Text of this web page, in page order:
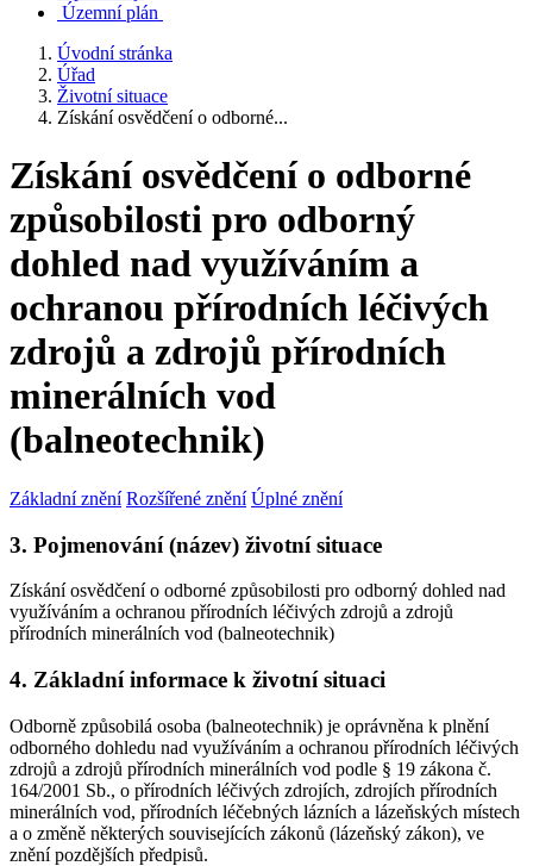
Územní plán
Úvodní stránka
Úřad
Životní situace
Získání osvědčení o odborné...
Získání osvědčení o odborné
způsobilosti pro odborný
dohled nad využíváním a
ochranou přírodních léčivých
zdrojů a zdrojů přírodních
minerálních vod
(balneotechnik)
Základní znění Rozšířené znění Úplné znění
3. Pojmenování (název) životní situace
Získání osvědčení o odborné způsobilosti pro odborný dohled nad
využíváním a ochranou přírodních léčivých zdrojů a zdrojů
přírodních minerálních vod (balneotechnik)
4. Základní informace k životní situaci
Odborně způsobilá osoba (balneotechnik) je oprávněna k plnění
odborného dohledu nad využíváním a ochranou přírodních léčivých
zdrojů a zdrojů přírodních minerálních vod podle § 19 zákona č.
164/2001 Sb., o přírodních léčivých zdrojích, zdrojích přírodních
minerálních vod, přírodních léčebných lázních a lázeňských místech
a o změně některých souvisejících zákonů (lázeňský zákon), ve
znění pozdějších předpisů.